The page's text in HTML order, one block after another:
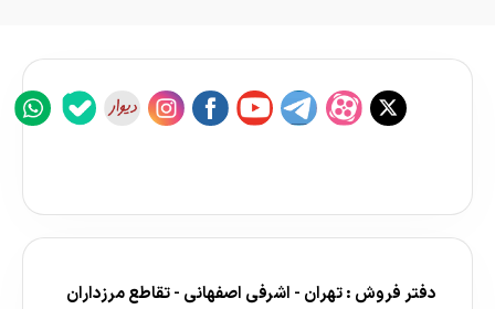
دفتر فروش : تهران - اشرفی اصفهانی - تقاطع مرزداران